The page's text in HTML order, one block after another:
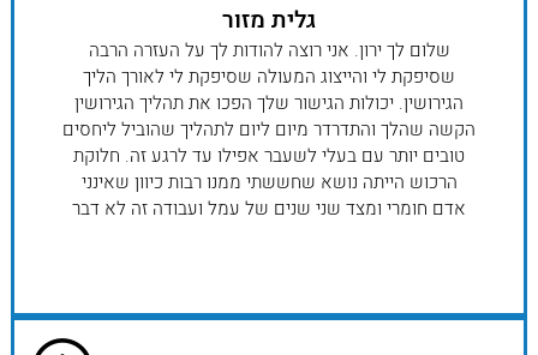
גלית מזור
שלום לך ירון. אני רוצה להודות לך על העזרה הרבה
שסיפקת לי והייצוג המעולה שסיפקת לי לאורך הליך
הגירושין. יכולות הגישור שלך הפכו את תהליך הגירושין
הקשה שהלך והתדרדר מיום ליום לתהליך שהוביל ליחסים
טובים יותר עם בעלי לשעבר אפילו עד לרגע זה. חלוקת
הרכוש הייתה נושא שחששתי ממנו רבות כיוון שאינני
אדם חומרי ומצד שני שנים של עמל ועבודה זה לא דבר
בפינה שלי. אני מאחלת לך המון בהצלחה ומקווה
שתעמוד לצד רבים כמו שעמדת לצדי. תודה רבה, גלית